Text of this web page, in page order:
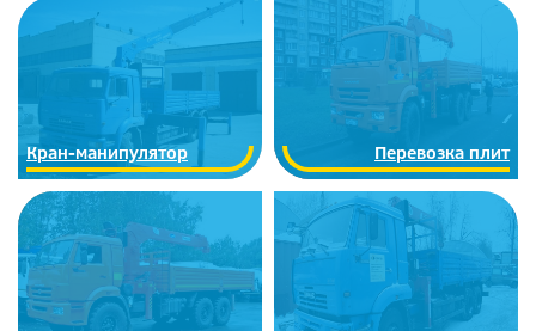
Кран-манипулятор Перевозка плит